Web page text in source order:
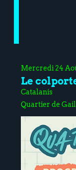
Mercredi 24
Le
Catalanis
Quartier de